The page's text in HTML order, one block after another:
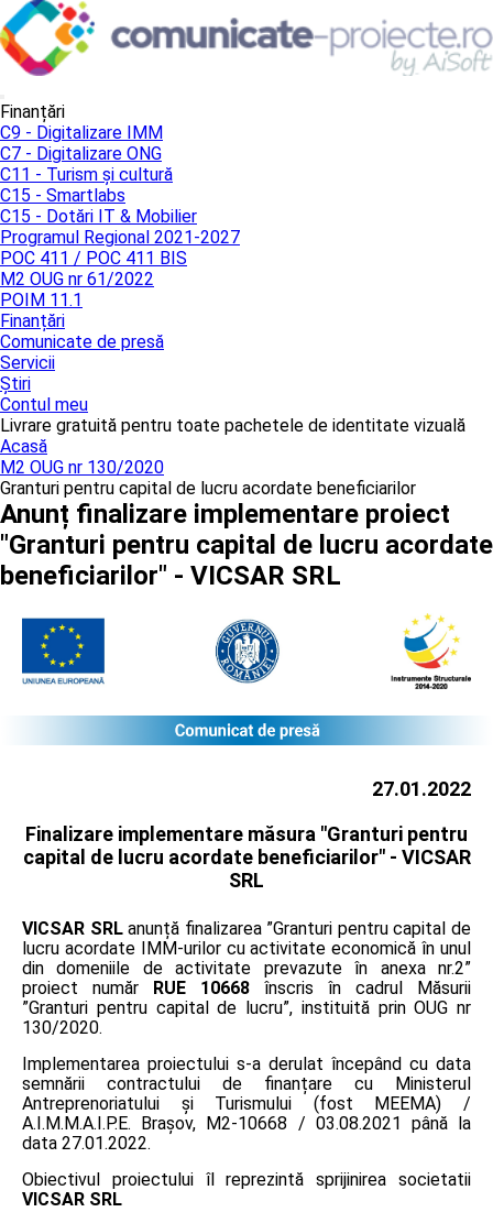
Finanțări
C9 - Digitalizare IMM
C7 - Digitalizare ONG
C11 - Turism și cultură
C15 - Smartlabs
C15 - Dotări IT & Mobilier
Programul Regional 2021-2027
POC 411 / POC 411 BIS
M2 OUG nr 61/2022
POIM 11.1
Finanțări
Comunicate de presă
Servicii
Știri
Contul meu
Livrare gratuită pentru toate pachetele de identitate vizuală
Acasă
M2 OUG nr 130/2020
Granturi pentru capital de lucru acordate beneficiarilor
Anunț finalizare implementare proiect
"Granturi pentru capital de lucru acordate
beneficiarilor" - VICSAR SRL
27.01.2022
Finalizare implementare măsura "Granturi pentru
capital de lucru acordate beneficiarilor" - VICSAR
SRL
VICSAR SRLanunță finalizarea ”Granturi pentru capital de
lucru acordate IMM-urilor cu activitate economică în unul
din domeniile de activitate prevazute în anexa nr.2”
proiect număr RUE 10668 înscris în cadrul Măsurii
”Granturi pentru capital de lucru”, instituită prin OUG nr
130/2020.
Implementarea proiectului s-a derulat începând cu data
semnării contractului de finanțare cu Ministerul
Antreprenoriatului și Turismului (fost MEEMA) /
A.I.M.M.A.I.P.E. Braşov, M2-10668 / 03.08.2021 până la
data 27.01.2022.
Obiectivul proiectului îl reprezintă sprijinirea societatii
VICSAR SRL